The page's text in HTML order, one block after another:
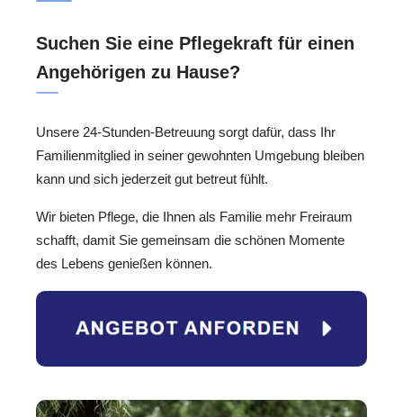
Suchen Sie eine Pflegekraft für einen
Angehörigen zu Hause?
Unsere 24-Stunden-Betreuung sorgt dafür, dass Ihr
Familienmitglied in seiner gewohnten Umgebung bleiben
kann und sich jederzeit gut betreut fühlt.
Wir bieten Pflege, die Ihnen als Familie mehr Freiraum
schafft, damit Sie gemeinsam die schönen Momente
des Lebens genießen können.